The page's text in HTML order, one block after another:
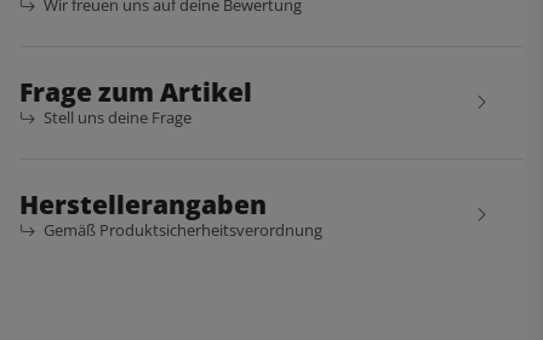
Wir freuen uns auf deine Bewertung
Frage zum Artikel
Stell uns deine Frage
Herstellerangaben
Gemäß Produktsicherheitsverordnung